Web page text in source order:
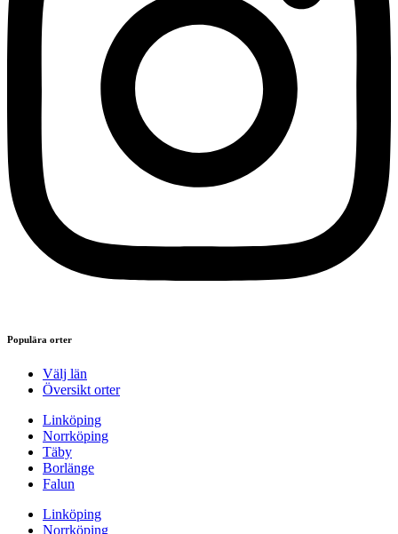
Populära orter
Välj län
Översikt orter
Linköping
Norrköping
Täby
Borlänge
Falun
Linköping
Norrköping